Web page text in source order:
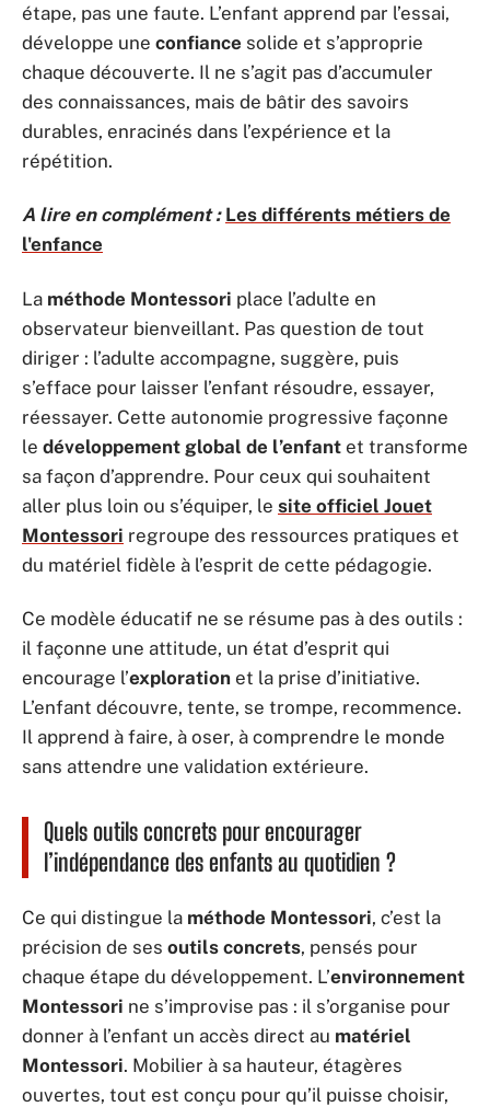
étape, pas une faute. L’enfant apprend par l’essai,
développe une confiance solide et s’approprie
chaque découverte. Il ne s’agit pas d’accumuler
des connaissances, mais de bâtir des savoirs
durables, enracinés dans l’expérience et la
répétition.
A lire en complément : Les différents métiers de
l'enfance
La méthode Montessori place l’adulte en
observateur bienveillant. Pas question de tout
diriger : l’adulte accompagne, suggère, puis
s’efface pour laisser l’enfant résoudre, essayer,
réessayer. Cette autonomie progressive façonne
le développement global de l’enfant et transforme
sa façon d’apprendre. Pour ceux qui souhaitent
aller plus loin ou s’équiper, le site officiel Jouet
Montessori regroupe des ressources pratiques et
du matériel fidèle à l’esprit de cette pédagogie.
Ce modèle éducatif ne se résume pas à des outils :
il façonne une attitude, un état d’esprit qui
encourage l’exploration et la prise d’initiative.
L’enfant découvre, tente, se trompe, recommence.
Il apprend à faire, à oser, à comprendre le monde
sans attendre une validation extérieure.
Quels outils concrets pour encourager
l’indépendance des enfants au quotidien ?
Ce qui distingue la méthode Montessori, c’est la
précision de ses outils concrets, pensés pour
chaque étape du développement. L’environnement
Montessori ne s’improvise pas : il s’organise pour
donner à l’enfant un accès direct au matériel
Montessori. Mobilier à sa hauteur, étagères
ouvertes, tout est conçu pour qu’il puisse choisir,